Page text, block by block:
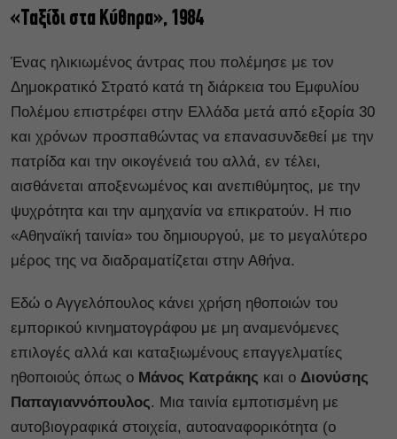
«Ταξίδι στα Κύθηρα», 1984
Ένας ηλικιωμένος άντρας που πολέμησε με τον
Δημοκρατικό Στρατό κατά τη διάρκεια του Εμφυλίου
Πολέμου επιστρέφει στην Ελλάδα μετά από εξορία 30
και χρόνων προσπαθώντας να επανασυνδεθεί με την
πατρίδα και την οικογένειά του αλλά, εν τέλει,
αισθάνεται αποξενωμένος και ανεπιθύμητος, με την
ψυχρότητα και την αμηχανία να επικρατούν. Η πιο
«Αθηναϊκή ταινία» του δημιουργού, με το μεγαλύτερο
μέρος της να διαδραματίζεται στην Αθήνα.
Εδώ ο Αγγελόπουλος κάνει χρήση ηθοποιών του
εμπορικού κινηματογράφου με μη αναμενόμενες
επιλογές αλλά και καταξιωμένους επαγγελματίες
ηθοποιούς όπως ο Μάνος Κατράκης και ο Διονύσης
Παπαγιαννόπουλος. Μια ταινία εμποτισμένη με
αυτοβιογραφικά στοιχεία, αυτοαναφορικότητα (ο